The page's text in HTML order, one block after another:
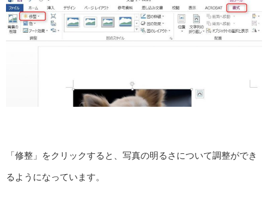
「修整」をクリックすると、写真の明るさについて調整ができ
るようになっています。